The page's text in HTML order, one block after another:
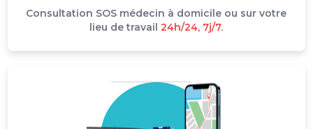
Consultation SOS médecin à domicile ou sur votre
lieu de travail 24h/24, 7j/7.